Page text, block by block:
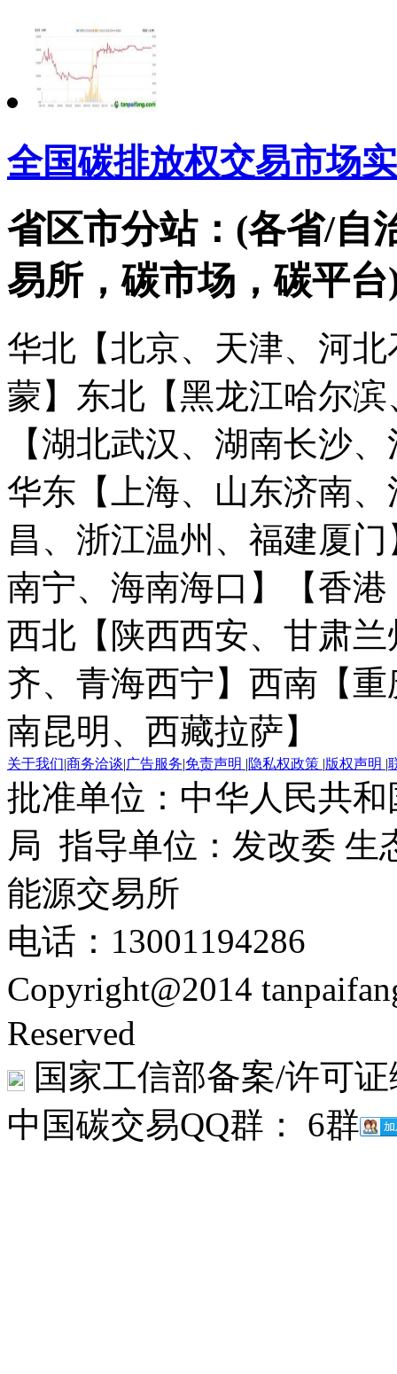
全国碳排放权交易市场
省区市分站：(各省/自
易所，碳市场，碳平台
华北【北京、天津、河
蒙】 东北【黑龙江哈尔
【湖北武汉、湖南长沙
华东【上海、山东济南
昌、浙江温州、福建厦门
南宁、海南海口】
【香
西北【陕西西安、甘肃
齐、青海西宁】 西南【
南昆明、西藏拉萨】
关于我们|商务洽谈|广告服务|免责声明 |隐私权政策 |版权声明 |
批准单位：中华人民共
局 指导单位：发改委 生
能源交易所
电话：13001194286
Copyright@2014
Reserved
国家工信部备案/许可
中国碳交易QQ群： 6群